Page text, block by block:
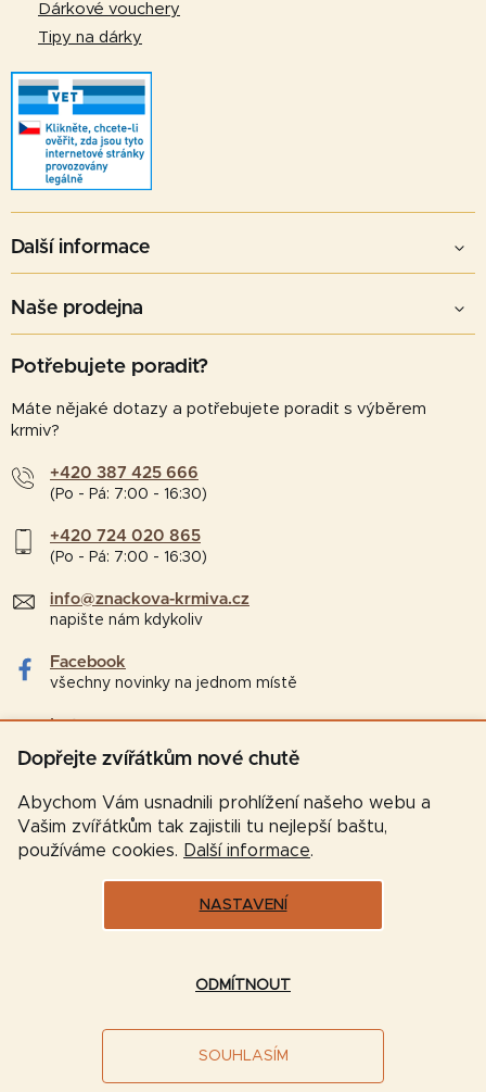
Dopřejte zvířátkům nové chutě
Abychom Vám usnadnili prohlížení našeho webu a
Vašim zvířátkům tak zajistili tu nejlepší baštu,
používáme cookies. Další informace.
SOUHLASÍM
NASTAVENÍ
ODMÍTNOUT
Dárkové vouchery
Tipy na dárky
Další informace
Naše prodejna
Potřebujete poradit?
Máte nějaké dotazy a potřebujete poradit s výběrem
krmiv?
+420 387 425 666
(Po - Pá: 7:00 - 16:30)
+420 724 020 865
(Po - Pá: 7:00 - 16:30)
info@znackova-krmiva.cz
napište nám kdykoliv
Facebook
všechny novinky na jednom místě
Instagram
tipy a zajímavosti pro chovatele
Vytvořil Shoptet
Copyright 2026
. Všechna práva
Upravit nastavení cookies